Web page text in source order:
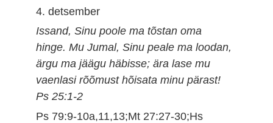
4. detsember
Issand, Sinu poole ma tõstan oma
hinge. Mu Jumal, Sinu peale ma loodan,
ärgu ma jäägu häbisse; ära lase mu
vaenlasi rõõmust hõisata minu pärast!
Ps 25:1-2
Ps 79:9-10a,11,13;Mt 27:27-30;Hs